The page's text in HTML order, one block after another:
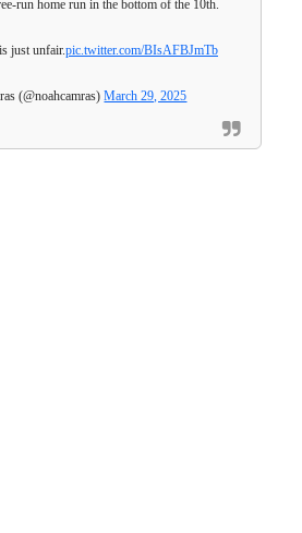
run home run in the bottom of the 10th.
just unfair.pic.twitter.com/BIsAFBJmTb
(@noahcamras)March 29, 2025